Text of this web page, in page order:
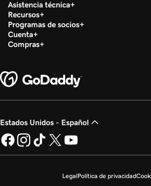
Asistencia técnica
Recursos
Programas de socios
Cuenta
Compras
Estados Unidos - Español
LegalPolítica de privacidad